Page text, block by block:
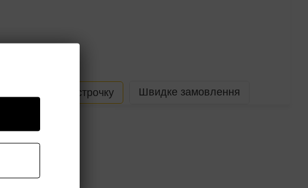
В розстрочку Швидке замовлення